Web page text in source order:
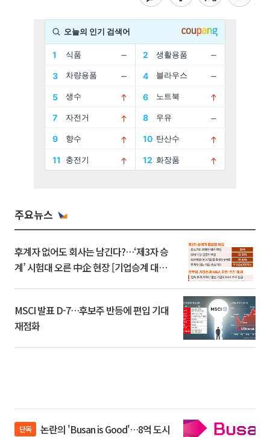
주요뉴스
후계자 없어도 회사는 남긴다?…‘제3자 승
계’ 시험대 오른 中企 현장 [기업승계 대전
MSCI 발표 D-7…후보주 반등에 편입 기대
재점화
단독